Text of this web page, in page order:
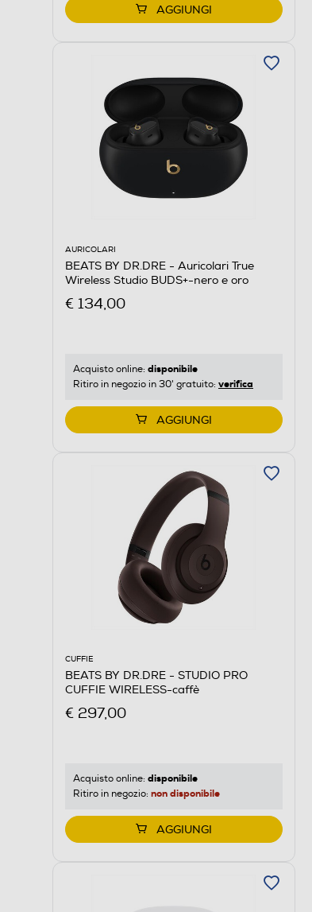
AGGIUNGI
AURICOLARI
BEATS BY DR.DRE - Auricolari True
Wireless Studio BUDS+-nero e oro
€ 134,00
Acquisto online: disponibile
Ritiro in negozio in 30' gratuito: verifica
AGGIUNGI
CUFFIE
BEATS BY DR.DRE - STUDIO PRO
CUFFIE WIRELESS-caffè
€ 297,00
Acquisto online: disponibile
Ritiro in negozio: non disponibile
AGGIUNGI